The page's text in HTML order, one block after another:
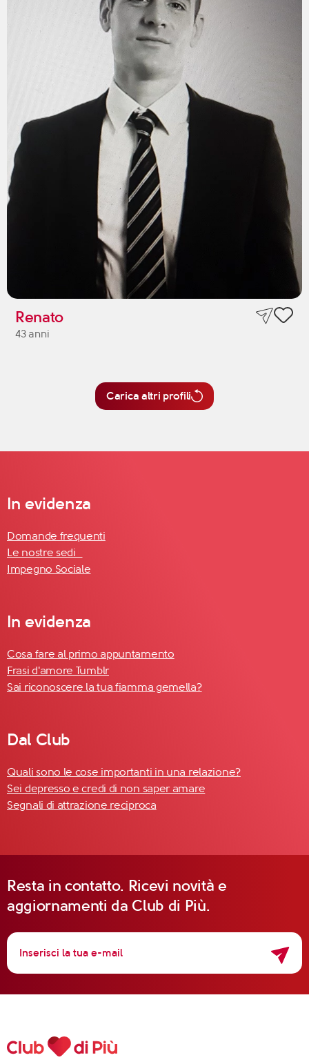
Renato
43 anni
Carica altri profili
In evidenza
Domande frequenti
Le nostre sedi
Impegno Sociale
In evidenza
Cosa fare al primo appuntamento
Frasi d'amore Tumblr
Sai riconoscere la tua fiamma gemella?
Dal Club
Quali sono le cose importanti in una relazione?
Sei depresso e credi di non saper amare
Segnali di attrazione reciproca
Resta in contatto. Ricevi novità e
aggiornamenti da Club di Più.